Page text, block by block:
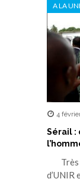
A LA
4
Sérail :
Très
d’UNIR